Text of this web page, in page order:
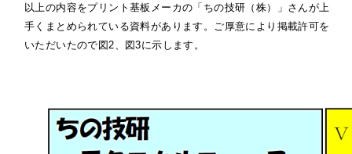
以上の内容をプリント基板メーカの「ちの技研（株）」さんが上
手くまとめられている資料があります。ご厚意により掲載許可を
いただいたので図2、図3に示します。